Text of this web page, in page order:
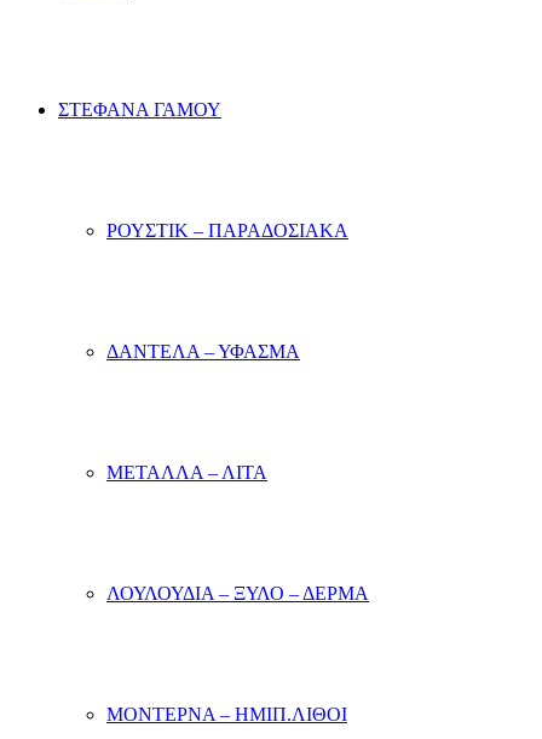
ΣΤΕΦΑΝΑ ΓΑΜΟΥ
ΡΟΥΣΤΙΚ – ΠΑΡΑΔΟΣΙΑΚΑ
ΔΑΝΤΕΛΑ – ΥΦΑΣΜΑ
ΜΕΤΑΛΛΑ – ΛΙΤΑ
ΛΟΥΛΟΥΔΙΑ – ΞΥΛΟ – ΔΕΡΜΑ
ΜΟΝΤΕΡΝΑ – ΗΜΙΠ.ΛΙΘΟΙ